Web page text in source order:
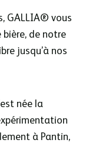
GALLIA® vous
bière, de notre
jusqu’à nos
née la
à Pantin,